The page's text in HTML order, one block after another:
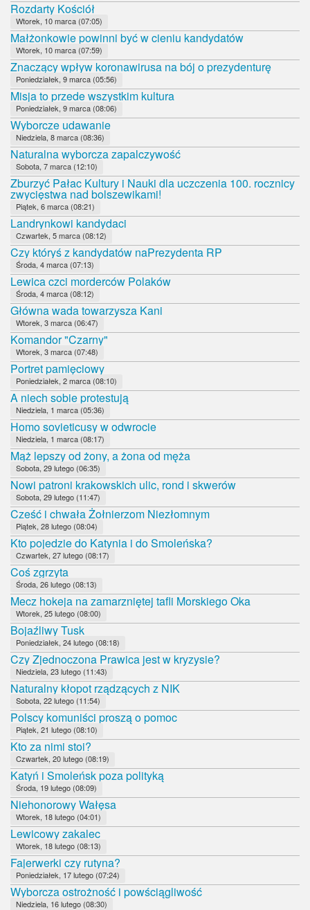
Rozdarty Kościół
Wtorek, 10 marca (07:05)
Małżonkowie powinni być w cieniu kandydatów
Wtorek, 10 marca (07:59)
Znaczący wpływ koronawirusa na bój o prezydenturę
Poniedziałek, 9 marca (05:56)
Misja to przede wszystkim kultura
Poniedziałek, 9 marca (08:06)
Wyborcze udawanie
Niedziela, 8 marca (08:36)
Naturalna wyborcza zapalczywość
Sobota, 7 marca (12:10)
Zburzyć Pałac Kultury i Nauki dla uczczenia 100. rocznicy
zwycięstwa nad bolszewikami!
Piątek, 6 marca (08:21)
Landrynkowi kandydaci
Czwartek, 5 marca (08:12)
Czy któryś z kandydatów naPrezydenta RP
Środa, 4 marca (07:13)
Lewica czci morderców Polaków
Środa, 4 marca (08:12)
Główna wada towarzysza Kani
Wtorek, 3 marca (06:47)
Komandor "Czarny"
Wtorek, 3 marca (07:48)
Portret pamięciowy
Poniedziałek, 2 marca (08:10)
A niech sobie protestują
Niedziela, 1 marca (05:36)
Homo sovieticusy w odwrocie
Niedziela, 1 marca (08:17)
Mąż lepszy od żony, a żona od męża
Sobota, 29 lutego (06:35)
Nowi patroni krakowskich ulic, rond i skwerów
Sobota, 29 lutego (11:47)
Cześć i chwała Żołnierzom Niezłomnym
Piątek, 28 lutego (08:04)
Kto pojedzie do Katynia i do Smoleńska?
Czwartek, 27 lutego (08:17)
Coś zgrzyta
Środa, 26 lutego (08:13)
Mecz hokeja na zamarzniętej tafli Morskiego Oka
Wtorek, 25 lutego (08:00)
Bojaźliwy Tusk
Poniedziałek, 24 lutego (08:18)
Czy Zjednoczona Prawica jest w kryzysie?
Niedziela, 23 lutego (11:43)
Naturalny kłopot rządzących z NIK
Sobota, 22 lutego (11:54)
Polscy komuniści proszą o pomoc
Piątek, 21 lutego (08:10)
Kto za nimi stoi?
Czwartek, 20 lutego (08:19)
Katyń i Smoleńsk poza polityką
Środa, 19 lutego (08:09)
Niehonorowy Wałęsa
Wtorek, 18 lutego (04:01)
Lewicowy zakalec
Wtorek, 18 lutego (08:13)
Fajerwerki czy rutyna?
Poniedziałek, 17 lutego (07:24)
Wyborcza ostrożność i powściągliwość
Niedziela, 16 lutego (08:30)